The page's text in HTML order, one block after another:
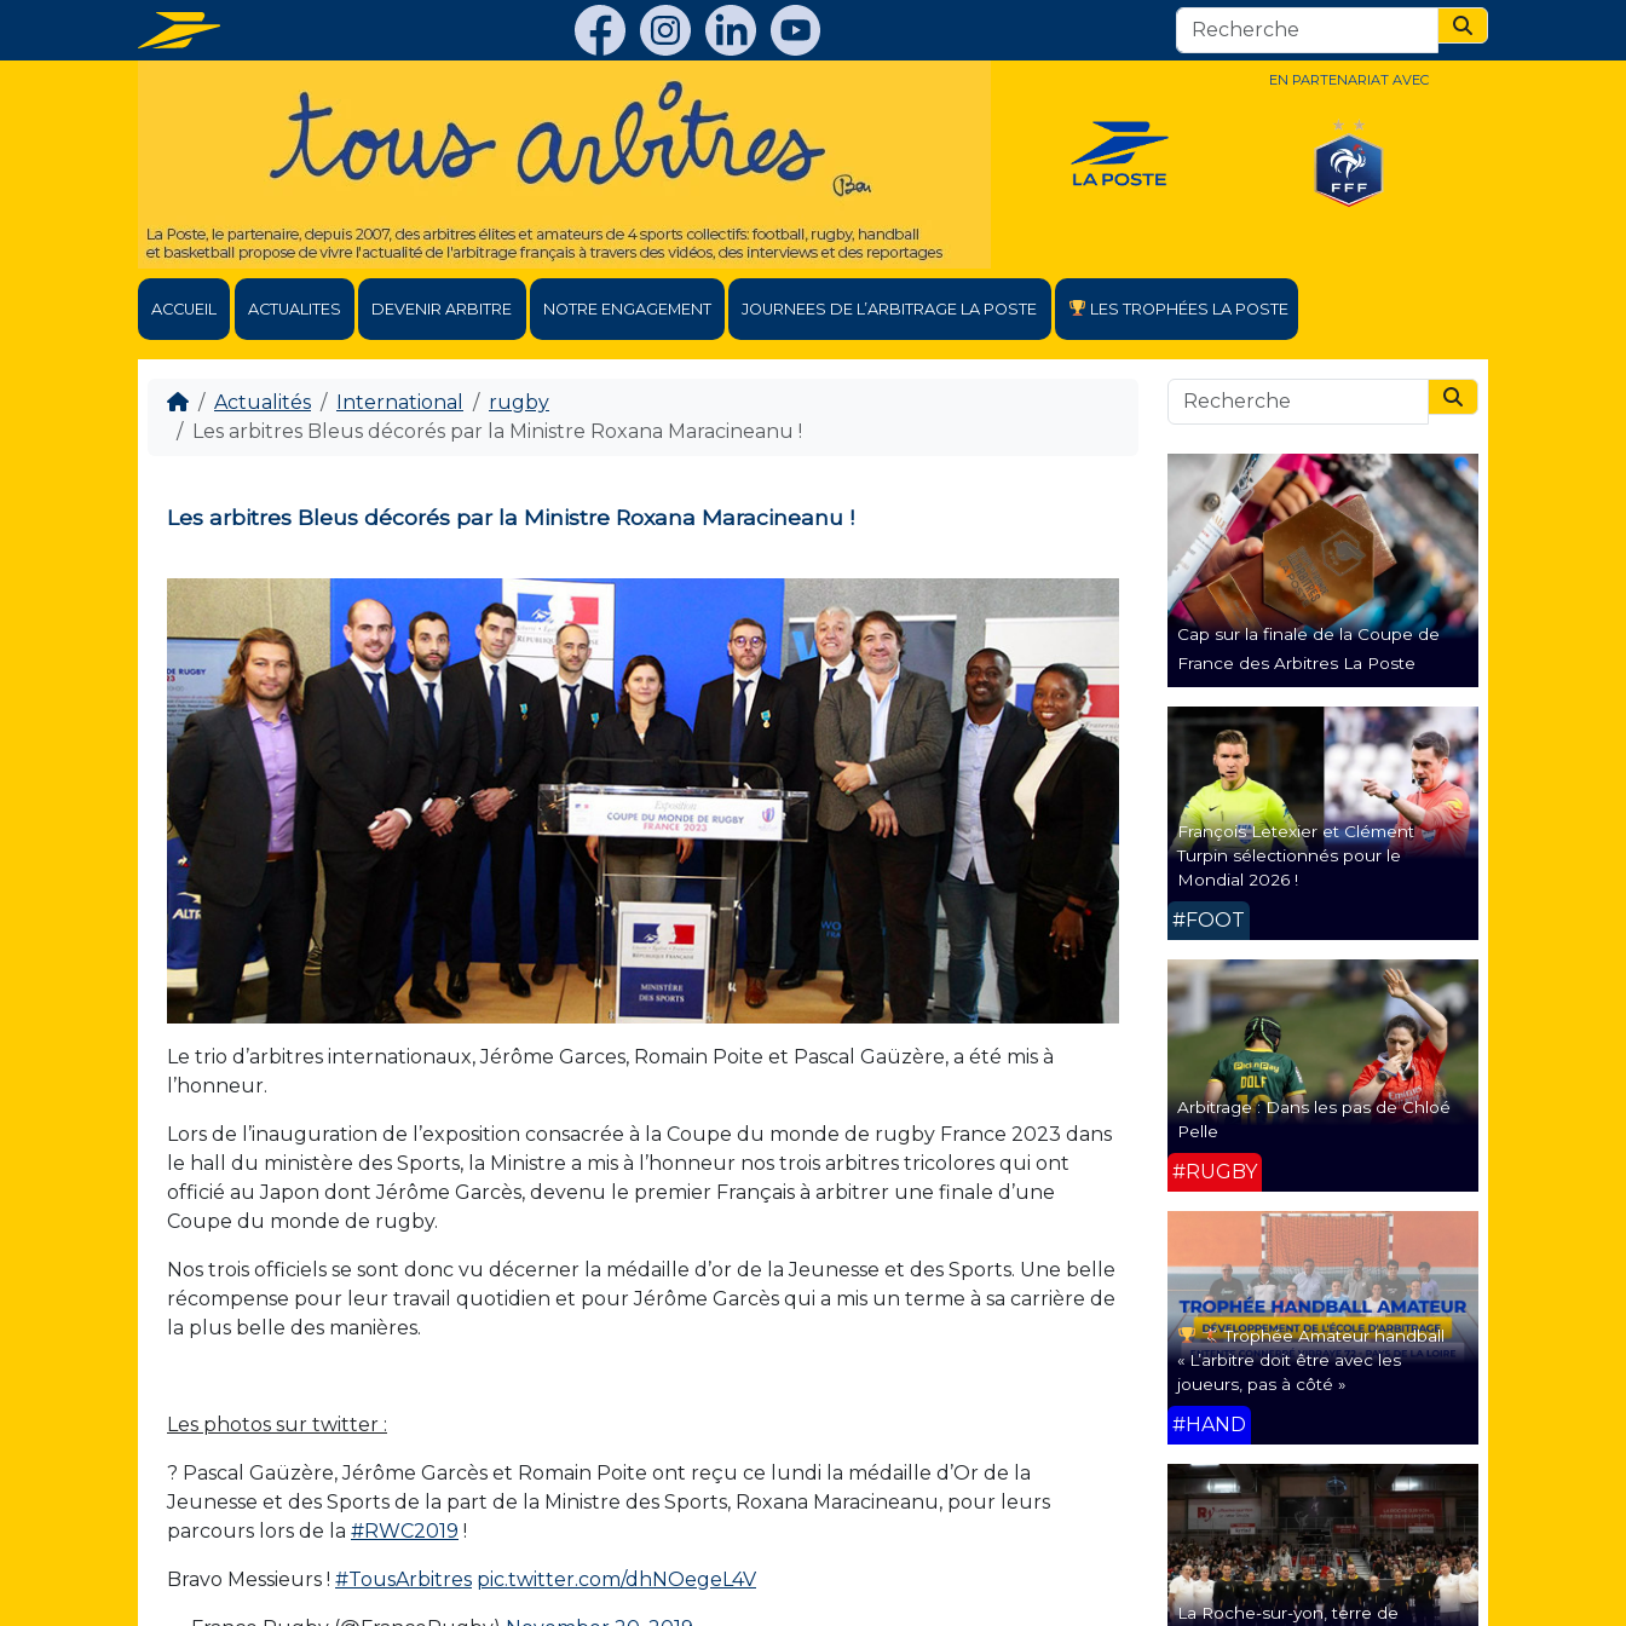
Search
EN PARTENARIAT AVEC
ACCUEIL ACTUALITES DEVENIR ARBITRE NOTRE ENGAGEMENT JOURNEES DE L’ARBITRAGE LA POSTE LES TROPHÉES LA POSTE
Actualités International
rugby
Les arbitres Bleus décorés par la Ministre Roxana Maracineanu !
Les arbitres Bleus décorés par la Ministre Roxana Maracineanu !
Le trio d’arbitres internationaux, Jérôme Garces, Romain Poite et Pascal Gaüzère, a été mis à
l’honneur.
Lors de l’inauguration de l’exposition consacrée à la Coupe du monde de rugby France 2023 dans
le hall du ministère des Sports, la Ministre a mis à l’honneur nos trois arbitres tricolores qui ont
officié au Japon dont Jérôme Garcès, devenu le premier Français à arbitrer une finale d’une
Coupe du monde de rugby.
Nos trois officiels se sont donc vu décerner la médaille d’or de la Jeunesse et des Sports. Une belle
récompense pour leur travail quotidien et pour Jérôme Garcès qui a mis un terme à sa carrière de
la plus belle des manières.
Les photos sur twitter :
? Pascal Gaüzère, Jérôme Garcès et Romain Poite ont reçu ce lundi la médaille d’Or de la
Jeunesse et des Sports de la part de la Ministre des Sports, Roxana Maracineanu, pour leurs
parcours lors de la #RWC2019 !
Bravo Messieurs ! #TousArbitres pic.twitter.com/dhNOegeL4V
Search
Cap sur la finale de la Coupe de
France des Arbitres La Poste
François Letexier et Clément
Turpin sélectionnés pour le
Mondial 2026 !
#FOOT
Arbitrage : Dans les pas de Chloé
Pelle
#RUGBY
Trophée Amateur handball
« L’arbitre doit être avec les
joueurs, pas à côté »
#HAND
La Roche-sur-yon, terre de